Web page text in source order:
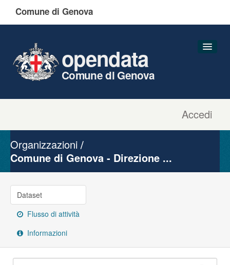
Comune di Genova
Accedi
opendata
Comune di Genova
Gruppi
Organizzazioni
Comune di Genova - Direzione ...
Dataset
Flusso di attività
Informazioni